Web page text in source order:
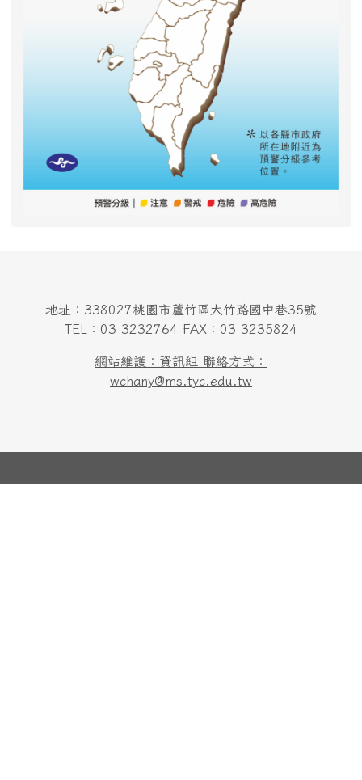
地址：338027桃園市蘆竹區大竹路國中巷35號
TEL：03-3232764 FAX：03-3235824
網站維護：資訊組 聯絡方式：
wchany@ms.tyc.edu.tw